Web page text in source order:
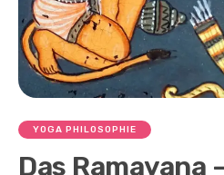
YOGA PHILOSOPHIE
Das Ramayana